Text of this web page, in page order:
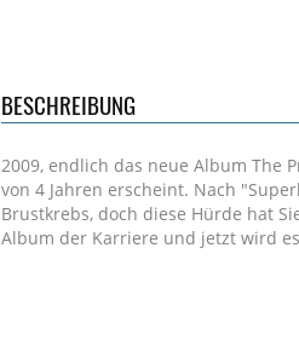
BESCHREIBUNG
2009, endlich das neue Album The
von 4 Jahren erscheint. Nach
Brustkrebs, doch diese Hürde hat
Album der Karriere und jetzt wird